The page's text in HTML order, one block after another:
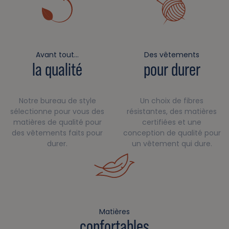
Avant tout…
la qualité
Notre bureau de style
sélectionne pour vous des
matières de qualité pour
des vêtements faits pour
durer.
Des vêtements
pour durer
Un choix de fibres
résistantes, des matières
certifiées et une
conception de qualité pour
un vêtement qui dure.
Matières